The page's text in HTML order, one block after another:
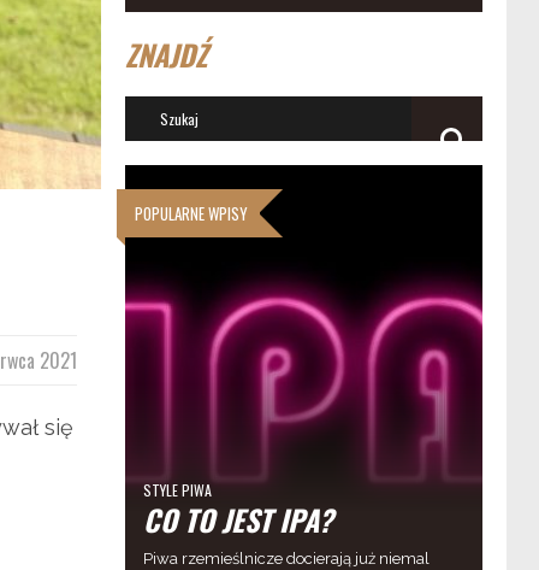
2021
się
ZNAJDŹ
POPULARNE WPISY
STYLE PIWA
CO TO JEST IPA?
Piwa rzemieślnicze docierają już niemal